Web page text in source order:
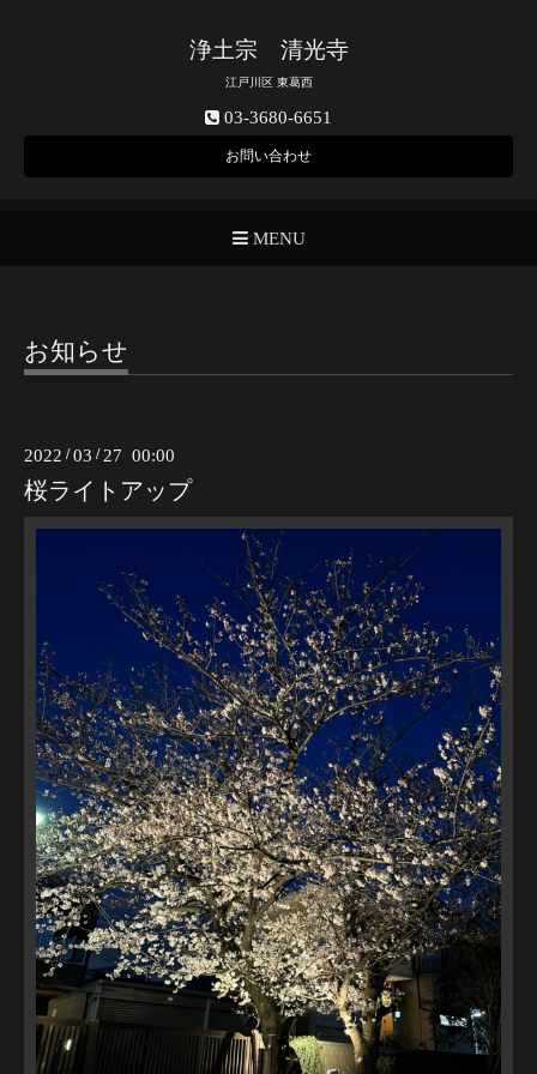
浄土宗 清光寺
江戸川区 東葛西
03-3680-6651
お問い合わせ
MENU
お知らせ
2022 /03 / 27 00:00
桜ライトアップ